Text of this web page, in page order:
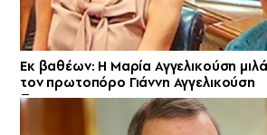
Εκ βαθέων: Η Μαρία Αγγελικούση
τον πρωτοπόρο Γιάννη Αγγελικούση